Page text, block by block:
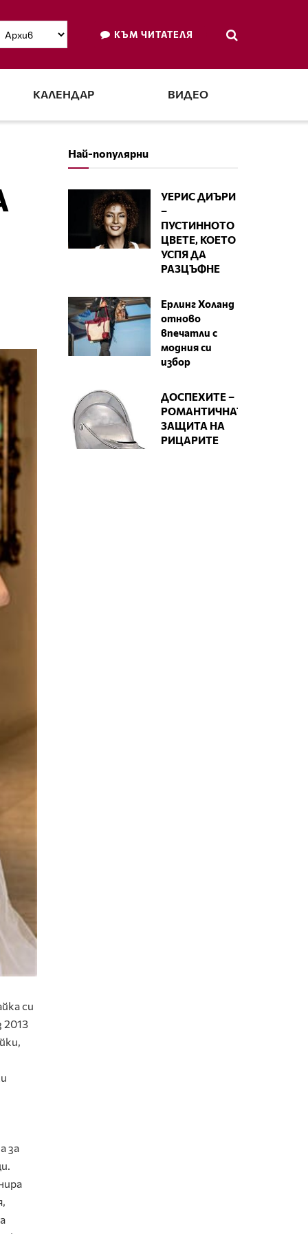
КЪМ ЧИТАТЕЛЯ
КАЛЕНДАР ВИДЕО
си
2013
за
Най-популярни
УЕРИС ДИЪРИ
–
ПУСТИННОТО
ЦВЕТЕ, КОЕТО
УСПЯ ДА
РАЗЦЪФНЕ
Ерлинг Холанд
отново
впечатли с
модния си
избор
ДОСПЕХИТЕ –
РОМАНТИЧНАТА
ЗАЩИТА НА
РИЦАРИТЕ